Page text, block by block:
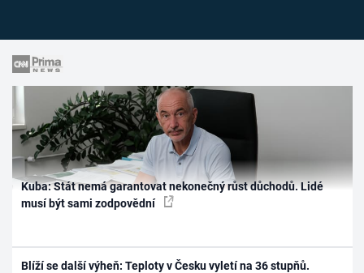
Kuba: Stát nemá garantovat nekonečný růst důchodů. Lidé
musí být sami zodpovědní
Blíží se další výheň: Teploty v Česku vyletí na 36 stupňů.